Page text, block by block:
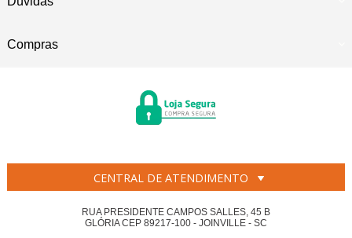
Compras
CENTRAL DE ATENDIMENTO
RUA PRESIDENTE CAMPOS SALLES, 45 B
GLÓRIA CEP 89217-100 - JOINVILLE - SC